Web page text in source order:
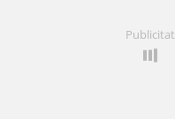
Publicitat